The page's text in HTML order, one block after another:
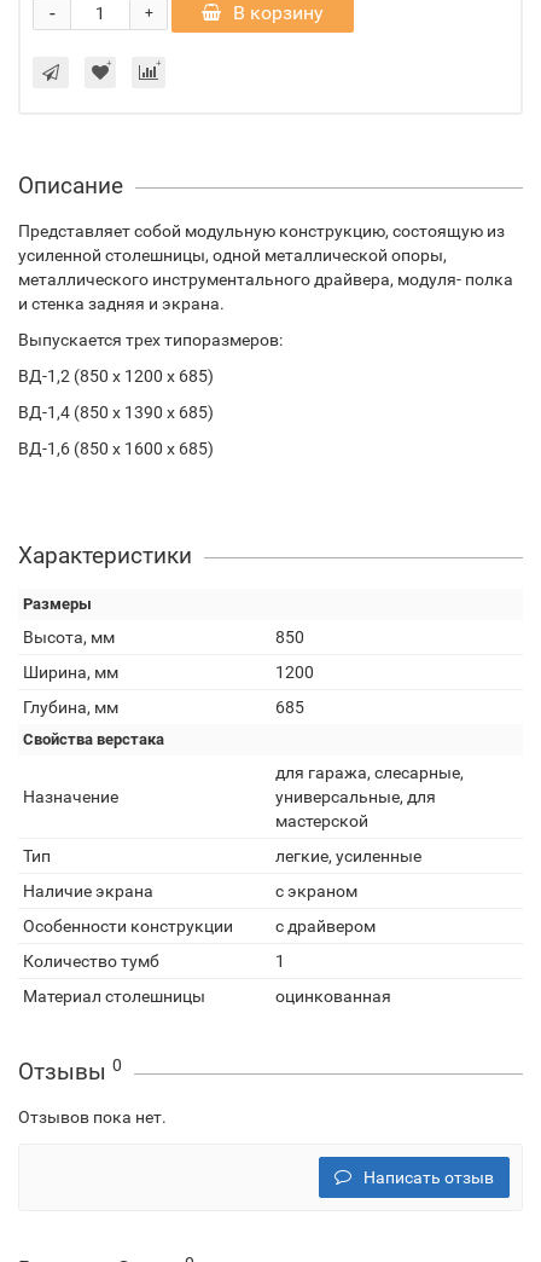
+
- В корзину
Описание
Представляет собой модульную конструкцию, состоящую из
усиленной столешницы, одной металлической опоры,
металлического инструментального драйвера, модуля- полка
и стенка задняя и экрана.
Выпускается трех типоразмеров:
ВД-1,2 (850 х 1200 х 685)
ВД-1,4 (850 х 1390 х 685)
ВД-1,6 (850 х 1600 х 685)
Характеристики
Размеры
Высота, мм
850
Ширина, мм
1200
Глубина, мм
685
Свойства верстака
Назначение
для гаража, слесарные,
универсальные, для
мастерской
Тип
легкие, усиленные
Наличие экрана
с экраном
Особенности конструкции
с драйвером
Количество тумб
1
Материал столешницы
оцинкованная
Отзывы 0
Отзывов пока нет.
Написать отзыв